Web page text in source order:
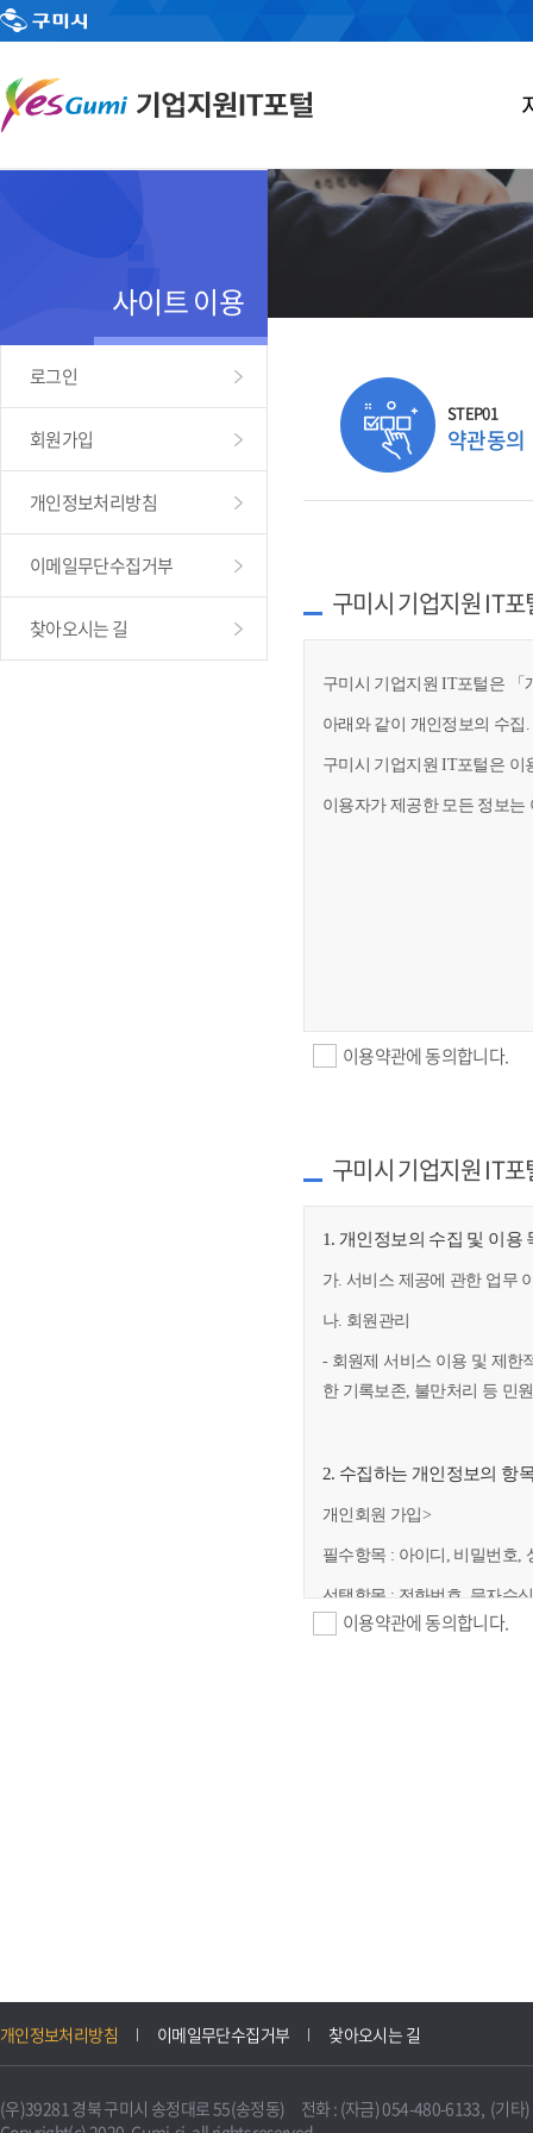
사이트 이용
로그인
회원가입
개인정보처리방침
이메일무단수집거부
찾아오시는 길
STEP01
약관동의
구미시 기업지원 IT
구미시 기업지원 IT포털은 「
아래와 같이 개인정보의 수집
구미시 기업지원 IT포털은 이
이용자가 제공한 모든 정보
이용약관에 동의합니다.
구미시 기업지원 IT
1. 개인정보의 수집 및 이용
가. 서비스 제공에 관한 업무
나. 회원관리
- 회원제 서비스 이용 및 제한
한 기록보존, 불만처리 등 민
2. 수집하는 개인정보의 항
개인회원 가입>
필수항목 : 아이디, 비밀번호,
선택항목 : 전화번호, 문자수
니다.
불필요하게 되었을 때에는
이용약관에 동의합니다.
개인정보처리방침 이메일무단수집거부 찾아오시는 길
(우)39281 경북 구미시 송정대로 55(송정동) 전화 : (자금) 054-480-6133, (기타